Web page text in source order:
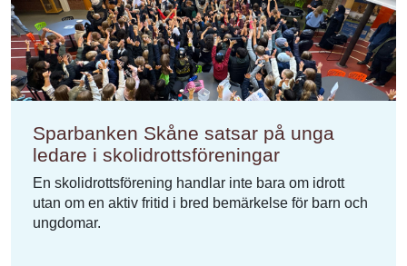
Sparbanken Skåne satsar på unga
ledare i skolidrottsföreningar
En skolidrottsförening handlar inte bara om idrott
utan om en aktiv fritid i bred bemärkelse för barn och
ungdomar.